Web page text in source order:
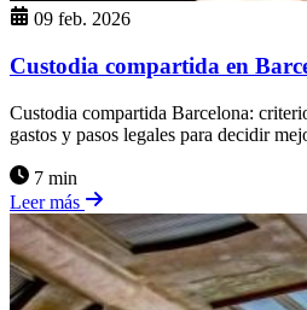
09 feb. 2026
Custodia compartida en
Custodia compartida Barcelona:
gastos y pasos legales para decidir
7 min
Leer más